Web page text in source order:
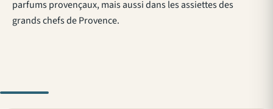
parfums provençaux, mais aussi dans les assiettes des
grands chefs de Provence.